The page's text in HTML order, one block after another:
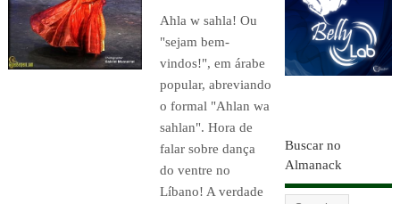
Ahla w sahla! Ou
"sejam bem-
vindos!", em árabe
popular, abreviando
o formal "Ahlan wa
sahlan". Hora de
falar sobre dança
do ventre no
Líbano! A verdade
Buscar no
Almanack